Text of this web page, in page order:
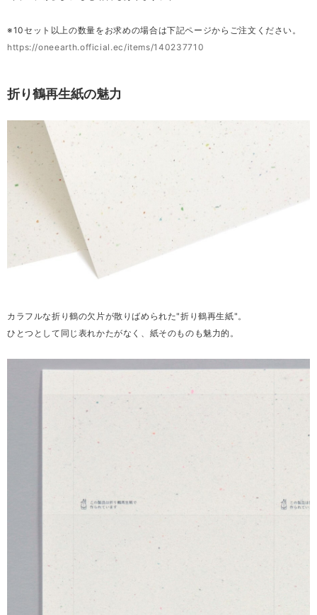
※10セット以上の数量をお求めの場合は下記ページからご注文ください。
https://oneearth.official.ec/items/140237710
折り鶴再生紙の魅力
カラフルな折り鶴の欠片が散りばめられた"折り鶴再生紙"。
ひとつとして同じ表れかたがなく、紙そのものも魅力的。